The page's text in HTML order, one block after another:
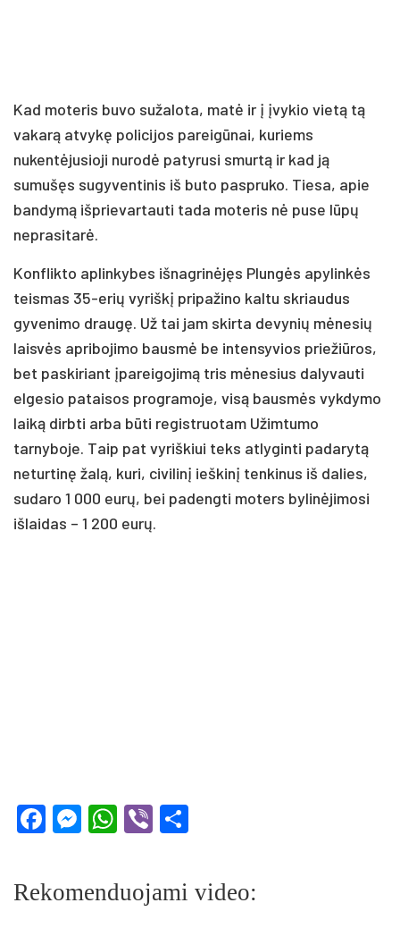
Kad moteris buvo sužalota, matė ir į įvykio vietą tą
vakarą atvykę policijos pareigūnai, kuriems
nukentėjusioji nurodė patyrusi smurtą ir kad ją
sumušęs sugyventinis iš buto paspruko. Tiesa, apie
bandymą išprievartauti tada moteris nė puse lūpų
neprasitarė.
Konflikto aplinkybes išnagrinėjęs Plungės apylinkės
teismas 35-erių vyriškį pripažino kaltu skriaudus
gyvenimo draugę. Už tai jam skirta devynių mėnesių
laisvės apribojimo bausmė be intensyvios priežiūros,
bet paskiriant įpareigojimą tris mėnesius dalyvauti
elgesio pataisos programoje, visą bausmės vykdymo
laiką dirbti arba būti registruotam Užimtumo
tarnyboje. Taip pat vyriškiui teks atlyginti padarytą
neturtinę žalą, kuri, civilinį ieškinį tenkinus iš dalies,
sudaro 1 000 eurų, bei padengti moters bylinėjimosi
išlaidas – 1 200 eurų.
Facebook
Messenger
WhatsApp
Viber
Rekomenduojami video: